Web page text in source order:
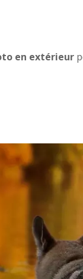
en extérieur